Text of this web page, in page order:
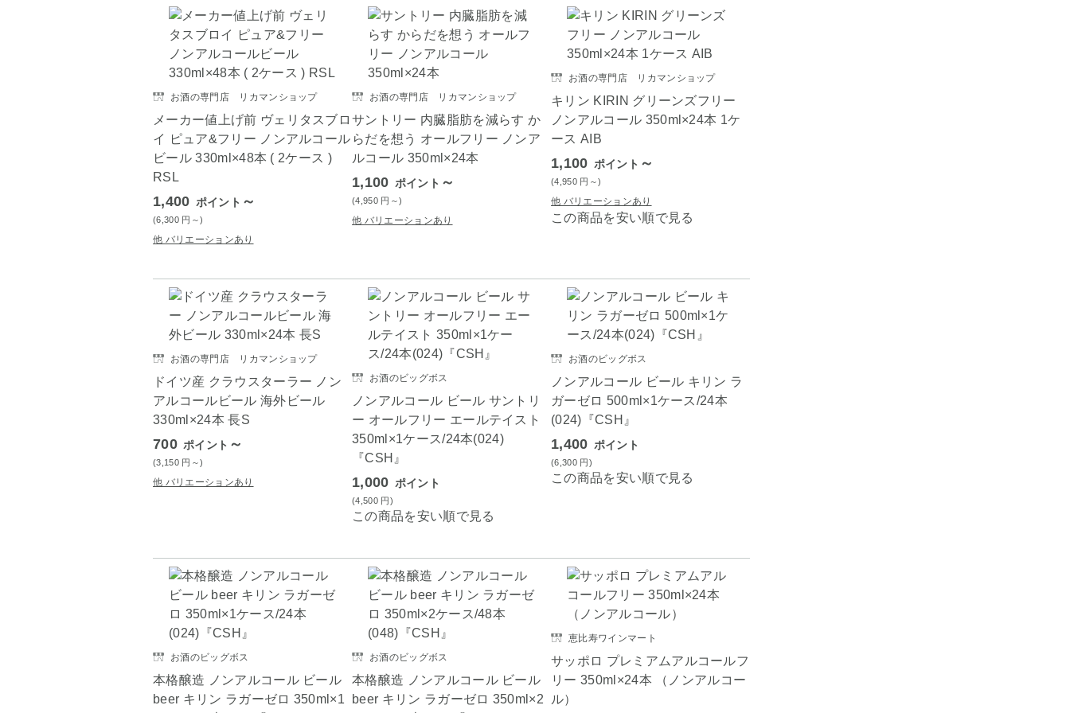
お酒の専門店 リカマンショップ
メーカー値上げ前 ヴェリタスブロ
イ ピュア&フリー ノンアルコール
ビール 330ml×48本 ( 2ケース )
RSL
1,400 ポイント ～
(6,300 円 ～)
他 バリエーションあり
お酒の専門店 リカマンショップ
サントリー 内臓脂肪を減らす か
らだを想う オールフリー ノンア
ルコール 350ml×24本
1,100 ポイント ～
(4,950 円 ～)
他 バリエーションあり
お酒の専門店 リカマンショップ
キリン KIRIN グリーンズフリー
ノンアルコール 350ml×24本 1ケ
ース AIB
1,100 ポイント ～
(4,950 円 ～)
他 バリエーションあり
この商品を安い順で見る
お酒の専門店 リカマンショップ
ドイツ産 クラウスターラー ノン
アルコールビール 海外ビール
330ml×24本 長S
700 ポイント ～
(3,150 円 ～)
他 バリエーションあり
お酒のビッグボス
ノンアルコール ビール サントリ
ー オールフリー エールテイスト
350ml×1ケース/24本(024)
『CSH』
1,000 ポイント
(4,500 円)
この商品を安い順で見る
お酒のビッグボス
ノンアルコール ビール キリン ラ
ガーゼロ 500ml×1ケース/24本
(024)『CSH』
1,400 ポイント
(6,300 円)
この商品を安い順で見る
お酒のビッグボス
本格醸造 ノンアルコール ビール
beer キリン ラガーゼロ 350ml×1
お酒のビッグボス
本格醸造 ノンアルコール ビール
beer キリン ラガーゼロ 350ml×2
恵比寿ワインマート
サッポロ プレミアムアルコールフ
リー 350ml×24本 （ノンアルコー
ル）